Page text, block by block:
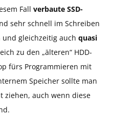
Fall verbaute SSD-
sehr schnell im Schreiben
und gleichzeitig auch quasi
zu den „älteren“ HDD-
fürs Programmieren mit
Speicher sollte man
ziehen, auch wenn diese